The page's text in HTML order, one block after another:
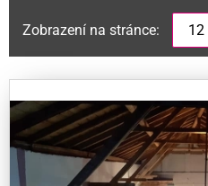
Zobrazení na stránce: